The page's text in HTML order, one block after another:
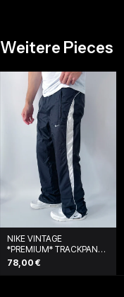
Weitere Pieces
NIKE VINTAGE
*PREMIUM* TRACKPANTS
| L
78,00 €